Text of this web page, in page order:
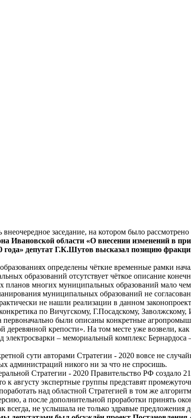
заседание, на котором было рассмотрено
Ивановской области «О внесении изменений в
года» депутат Г.К.Шутов высказал позицию
определены чёткие временные рамки
образований отсутствует чёткое описание
планов многих муниципальных образований мало
муниципальных образований не
не нашли реализации в данном
по Вичугскому, Г.Посадскому,
первоначально были описаны конкретные
деревянной крепости». На том месте уже
– мемориальный комплекс
сути авторами Стратегии - 2020 вовсе не
администраций никого ни за что не спросишь.
Стратегии - 2020 Правительство РФ создало
к августу экспертные группы представят
над областной Стратегией в том же
а после дополнительной проработки принять
всегда, не услышала не только здравые